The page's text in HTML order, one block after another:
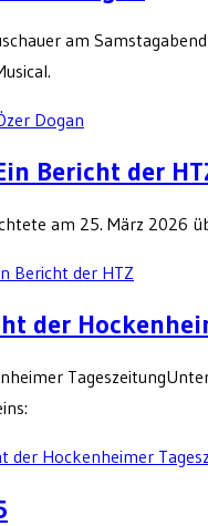
am
Dogan
Bericht der
am 25. März 2026
Bericht der HTZ
der
der Hockenheimer